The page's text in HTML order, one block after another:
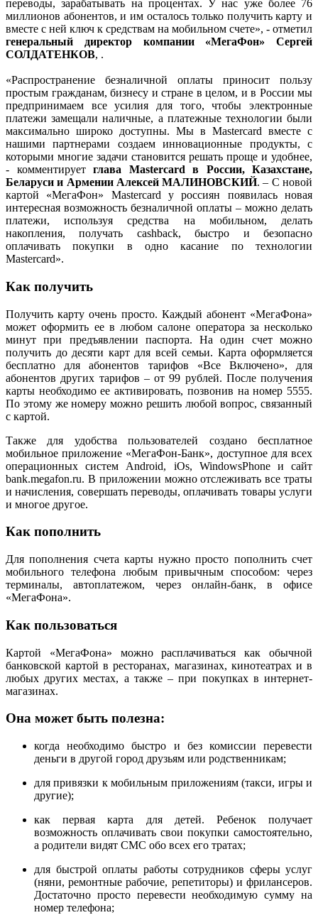
переводы, зарабатывать на процентах. У нас уже более 76
миллионов абонентов, и им осталось только получить карту и
вместе с ней ключ к средствам на мобильном счете», - отметил
генеральный директор компании «МегаФон»
Сергей
СОЛДАТЕНКОВ, .
«Распространение безналичной оплаты приносит пользу
простым гражданам, бизнесу и стране в целом, и в России мы
предпринимаем все усилия для того, чтобы электронные
платежи замещали наличные, а платежные технологии были
максимально широко доступны. Мы в Mastercard вместе с
нашими партнерами создаем инновационные продукты, с
которыми многие задачи становится решать проще и удобнее,
- комментирует глава Mastercard в России, Казахстане,
Беларуси и Армении Алексей МАЛИНОВСКИЙ. – C новой
картой «МегаФон» Mastercard у россиян появилась новая
интересная возможность безналичной оплаты – можно делать
платежи, используя средства на мобильном, делать
накопления, получать cashback, быстро и безопасно
оплачивать покупки в одно касание по технологии
Mastercard».
Как получить
Получить карту очень просто. Каждый абонент «МегаФона»
может оформить ее в любом салоне оператора за несколько
минут при предъявлении паспорта. На один счет можно
получить до десяти карт для всей семьи. Карта оформляется
бесплатно для абонентов тарифов «Все Включено», для
абонентов других тарифов – от 99 рублей. После получения
карты необходимо ее активировать, позвонив на номер 5555.
По этому же номеру можно решить любой вопрос, связанный
с картой.
Также для удобства пользователей создано бесплатное
мобильное приложение «МегаФон-Банк», доступное для всех
операционных систем Android, iOs, WindowsPhone и сайт
bank.megafon.ru. В приложении можно отслеживать все траты
и начисления, совершать переводы, оплачивать товары услуги
и многое другое.
Как пополнить
Для пополнения счета карты нужно просто пополнить счет
мобильного телефона любым привычным способом: через
терминалы, автоплатежом, через онлайн-банк, в офисе
«МегаФона».
Как пользоваться
Картой «МегаФона» можно расплачиваться как обычной
банковской картой в ресторанах, магазинах, кинотеатрах и в
любых других местах, а также – при покупках в интернет-
магазинах.
Она может быть полезна:
когда необходимо быстро и без комиссии перевести
деньги в другой город друзьям или родственникам;
для привязки к мобильным приложениям (такси, игры и
другие);
как первая карта для детей. Ребенок получает
возможность оплачивать свои покупки самостоятельно,
а родители видят СМС обо всех его тратах;
для быстрой оплаты работы сотрудников сферы услуг
(няни, ремонтные рабочие, репетиторы) и фрилансеров.
Достаточно просто перевести необходимую сумму на
номер телефона;